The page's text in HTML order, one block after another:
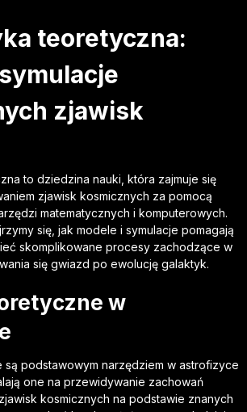
teoretyczna:
zjawisk
to dziedzina nauki, która zajmuje się
zjawisk kosmicznych za pomocą
matematycznych i komputerowych.
się, jak modele i symulacje pomagają
skomplikowane procesy zachodzące w
się gwiazd po ewolucję galaktyk.
w
podstawowym narzędziem w astrofizyce
one na przewidywanie zachowań
kosmicznych na podstawie znanych